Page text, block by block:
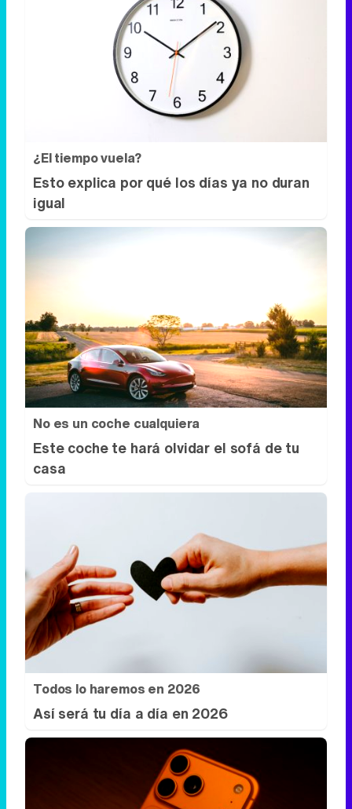
¿El tiempo vuela?
Esto explica por qué los días ya no duran
igual
No es un coche cualquiera
Este coche te hará olvidar el sofá de tu
casa
Todos lo haremos en 2026
Así será tu día a día en 2026